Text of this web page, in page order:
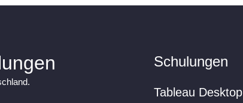
Schulungen
Tableau Desktop